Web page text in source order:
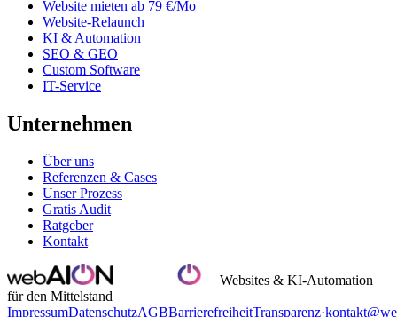
Website mieten ab 79 €/Mo
Website-Relaunch
KI & Automation
SEO & GEO
Custom Software
IT-Service
Unternehmen
Über uns
Referenzen & Cases
Unser Prozess
Gratis Audit
Ratgeber
Kontakt
Websites & KI-Automation
für den Mittelstand
ImpressumDatenschutzAGBBarrierefreiheitTransparenz·